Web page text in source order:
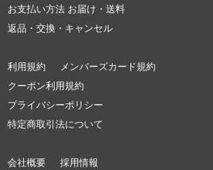
お支払い方法 お届け・送料
返品・交換・キャンセル
利用規約
メンバーズカード規約
クーポン利用規約
プライバシーポリシー
特定商取引法について
会社概要 採用情報